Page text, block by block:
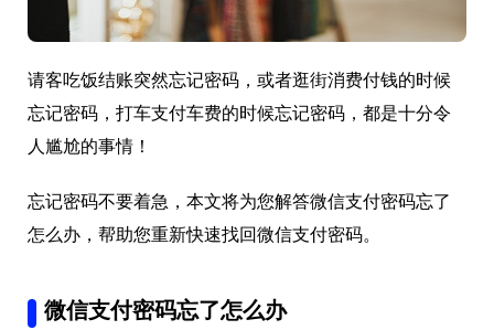
请客吃饭结账突然忘记密码，或者逛街消费付钱的时候
忘记密码，打车支付车费的时候忘记密码，都是十分令
人尴尬的事情！
忘记密码不要着急，本文将为您解答微信支付密码忘了
怎么办，帮助您重新快速找回微信支付密码。
微信支付密码忘了怎么办